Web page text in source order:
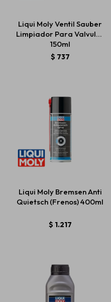
Liqui Moly Ventil Sauber
Limpiador Para Valvulas
150ml
$ 737
Liqui Moly Bremsen Anti
Quietsch (Frenos) 400ml
$ 1.217